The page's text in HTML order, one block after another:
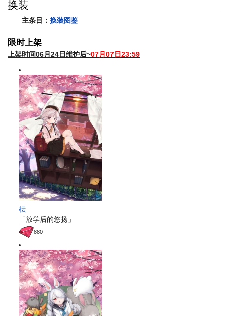
换装
主条目： 换装图鉴
限时上架
上架时间06月24日维护后~07月07日23:59
枟
「放学后的悠扬」
880